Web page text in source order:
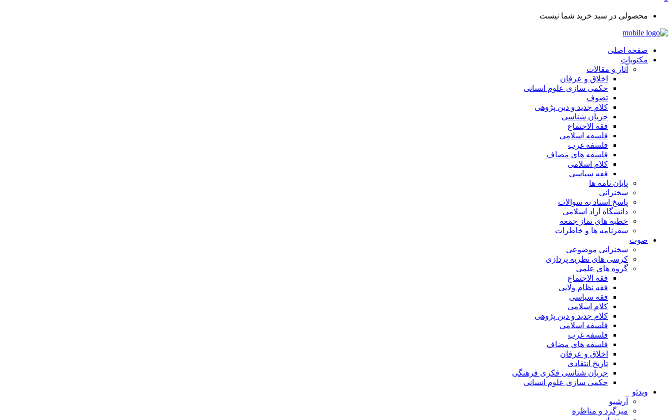
محصولی در سبد خرید شما نیست
صفحه اصلی
مکتوبات
آثار و مقالات
اخلاق و عرفان
حکمی سازی علوم انسانی
تصوف
کلام جدید و دین پژوهی
جریان شناسی
فقه الاجتماع
فلسفه اسلامی
فلسفه غرب
فلسفه های مضاف
کلام اسلامی
فقه سیاسی
پایان نامه ها
سخنرانی
پاسخ استاد به سوالات
دانشگاه آزاد اسلامی
خطبه های نماز جمعه
سفرنامه ها و خاطرات
صوت
سخنرانی موضوعی
کرسی های نظریه پردازی
گروه های علمی
فقه الاجتماع
فقه نظام ولایی
فقه سیاسی
کلام اسلامی
کلام جدید و دین پژوهی
فلسفه اسلامی
فلسفه غرب
فلسفه های مضاف
اخلاق و عرفان
تاریخ انتقادی
جریان شناسی فکری فرهنگی
حکمی سازی علوم انسانی
ویدئو
آرشیو
میزگرد و مناظره